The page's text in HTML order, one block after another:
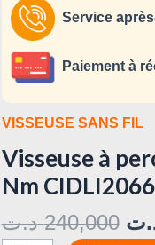
Service
Paiement à
VISSEUSE SANS FIL
Visseuse à
Nm
240,000 د.ت
fil
sans
charbon
Nm
CIDLI20668